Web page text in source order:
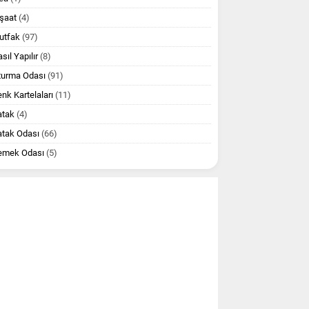
(4)
(97)
Yapılır(8)
Odası(91)
Kartelaları (11)
(4)
Odası (66)
Odası (5)